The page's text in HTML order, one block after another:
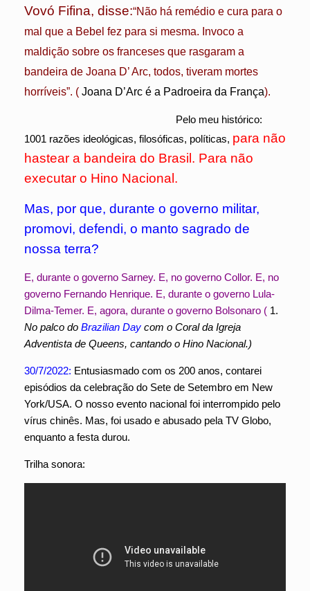
Vovó Fifina, disse:“Não há remédio e cura para o
mal que a Bebel fez para si mesma. Invoco a
maldição sobre os franceses que rasgaram a
bandeira de Joana D’ Arc, todos, tiveram mortes
horríveis”. ( Joana D’Arc é a Padroeira da França).
Pelo meu histórico:
1001 razões ideológicas, filosóficas, políticas, para não
hastear a bandeira do Brasil. Para não
executar o Hino Nacional.
Mas, por que, durante o governo militar,
promovi, defendi, o manto sagrado de
nossa terra?
E, durante o governo Sarney. E, no governo Collor. E, no
governo Fernando Henrique. E, durante o governo Lula-
Dilma-Temer. E, agora, durante o governo Bolsonaro ( 1.
No palco do Brazilian Day com o Coral da Igreja
Adventista de Queens, cantando o Hino Nacional.)
30/7/2022: Entusiasmado com os 200 anos, contarei
episódios da celebração do Sete de Setembro em New
York/USA. O nosso evento nacional foi interrompido pelo
vírus chinês. Mas, foi usado e abusado pela TV Globo,
enquanto a festa durou.
Trilha sonora: